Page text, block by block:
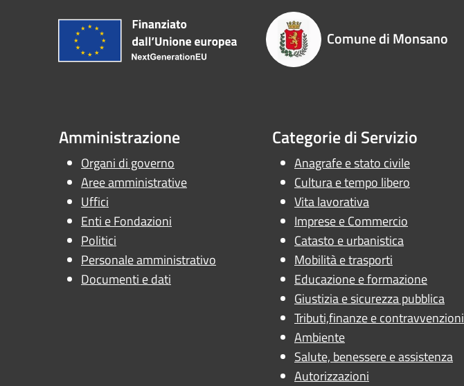
Comune di Monsano
Amministrazione
Organi di governo
Aree amministrative
Uffici
Enti e Fondazioni
Politici
Personale amministrativo
Documenti e dati
Categorie di Servizio
Anagrafe e stato civile
Cultura e tempo libero
Vita lavorativa
Imprese e Commercio
Catasto e urbanistica
Mobilità e trasporti
Educazione e formazione
Giustizia e sicurezza pubblica
Tributi,finanze e contravvenzioni
Ambiente
Salute, benessere e assistenza
Autorizzazioni